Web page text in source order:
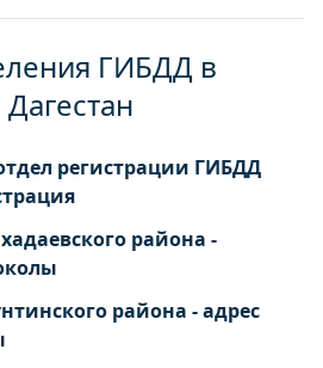
ГИБДД в
регистрации ГИБДД
района -
района - адрес